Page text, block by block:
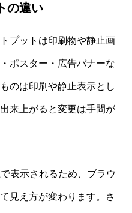
の違い
プットは印刷物や静止画
ポスター・広告バナーな
のは印刷や静止表示とし
来上がると変更は手間が
表示されるため、ブラウ
見え方が変わります。さ